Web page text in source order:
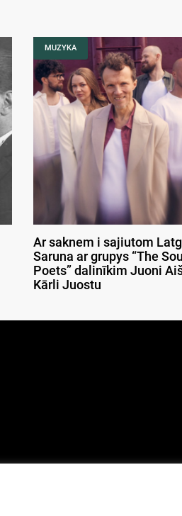
MUZYKA
Ar saknem i sajiutom
Saruna ar grupys “The
Poets” dalinīkim Juoni
Kārli Juostu